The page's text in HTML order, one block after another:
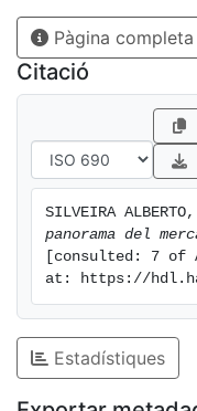
Pàgina
Citació
SILVEIRA
panorama del
[consulted: 7 of
at: https://
Estadístiques